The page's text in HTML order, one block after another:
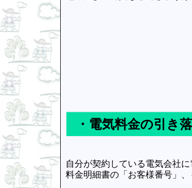
・電気料金の引き
自分が契約している電気会社
料金明細書の「お客様番号」